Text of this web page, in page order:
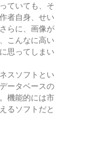
ていても、そ
者自身、せい
らに、画像が
こんなに高い
思ってしまい
スソフトとい
ータベースの
機能的には市
るソフトだと